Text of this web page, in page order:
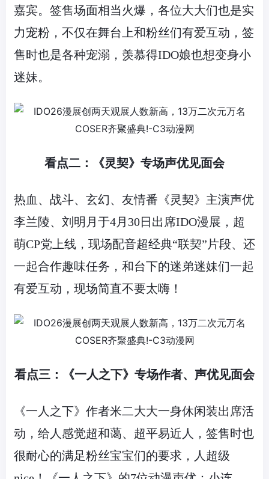
嘉宾。签售场面相当火爆，各位大大们也是实
力宠粉，不仅在舞台上和粉丝们有爱互动，签
售时也是各种宠溺，羡慕得IDO娘也想变身小
迷妹。
看点二：《灵契》专场声优见面会
热血、战斗、玄幻、友情番《灵契》主演声优
李兰陵、刘明月于4月30日出席IDO漫展，超
萌CP党上线，现场配音超经典“联契”片段、还
一起合作趣味任务，和台下的迷弟迷妹们一起
有爱互动，现场简直不要太嗨！
看点三：《一人之下》专场作者、声优见面会
《一人之下》作者米二大大一身休闲装出席活
动，给人感觉超和蔼、超平易近人，签售时也
很耐心的满足粉丝宝宝们的要求，人超级